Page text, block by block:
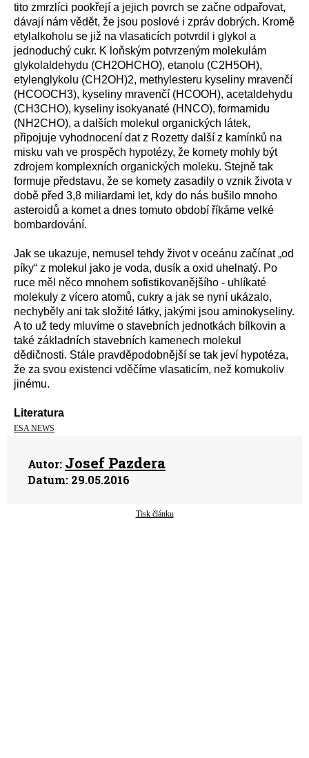
tito zmrzlíci pookřejí a jejich povrch se začne odpařovat,
dávají nám vědět, že jsou poslové i zpráv dobrých. Kromě
etylalkoholu se již na vlasaticích potvrdil i glykol a
jednoduchý cukr. K loňským potvrzeným molekulám
glykolaldehydu (CH2OHCHO), etanolu (C2H5OH),
etylenglykolu (CH2OH)2, methylesteru kyseliny mravenčí
(HCOOCH3), kyseliny mravenčí (HCOOH), acetaldehydu
(CH3CHO), kyseliny isokyanaté (HNCO), formamidu
(NH2CHO), a dalších molekul organických látek,
připojuje vyhodnocení dat z Rozetty další z kamínků na
misku vah ve prospěch hypotézy, že komety mohly být
zdrojem komplexních organických moleku. Stejně tak
formuje představu, že se komety zasadily o vznik života v
době před 3,8 miliardami let, kdy do nás bušilo mnoho
asteroidů a komet a dnes tomuto období říkáme velké
bombardování.
Jak se ukazuje, nemusel tehdy život v oceánu začínat „od
píky“ z molekul jako je voda, dusík a oxid uhelnatý. Po
ruce měl něco mnohem sofistikovanějšího - uhlíkaté
molekuly z vícero atomů, cukry a jak se nyní ukázalo,
nechyběly ani tak složité látky, jakými jsou aminokyseliny.
A to už tedy mluvíme o stavebních jednotkách bílkovin a
také základních stavebních kamenech molekul
dědičnosti. Stále pravděpodobnější se tak jeví hypotéza,
že za svou existenci vděčíme vlasaticím, než komukoliv
jinému.
Literatura
ESA NEWS
Autor: Josef Pazdera
Datum: 29.05.2016
Tisk článku